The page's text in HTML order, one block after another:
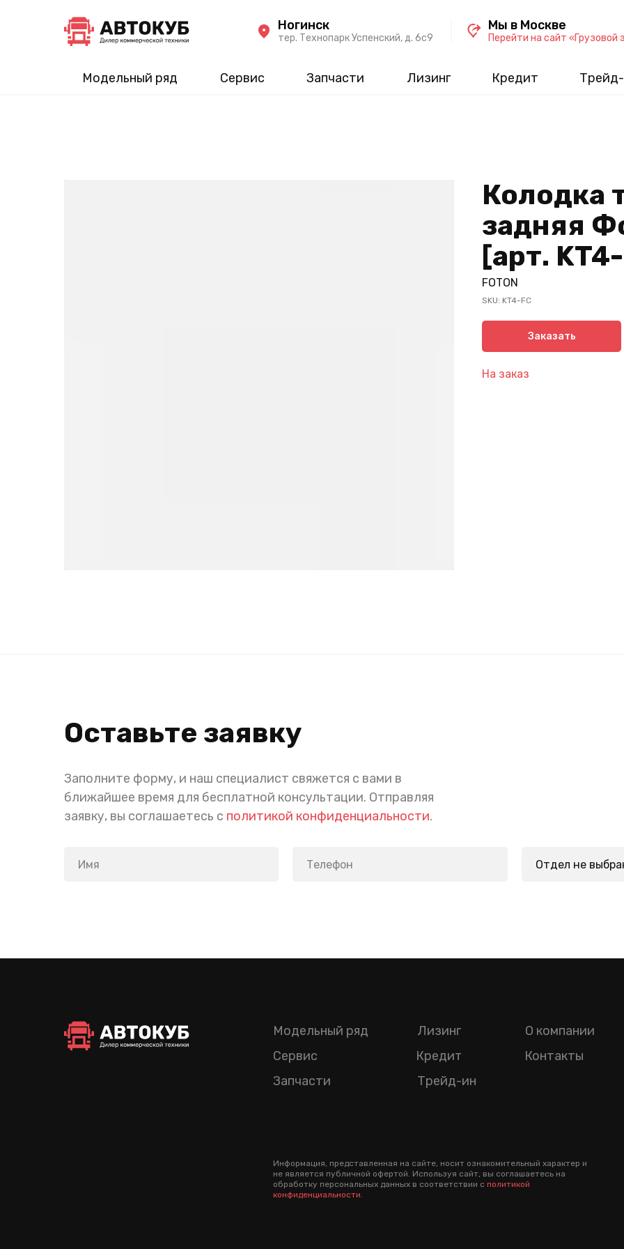
Модельный ряд Сервис Запчасти Лизинг Кредит
тер. Технопарк Успенский, д. 6c9
Ногинск
Перейти на сайт «Грузовой
Мы в Москве
Колодка
задняя
[арт.
FOTON
SKU: KT4-FC
Заказать
На заказ
Оставьте заявку
Заполните форму, и наш специалист свяжется с вами в
ближайшее время для бесплатной консультации. Отправляя
заявку, вы соглашаетесь с политикой конфиденциальности.
Лизинг
Кредит
Трейд-ин
Модельный ряд
Сервис
Запчасти
О компании
Контакты
Информация, представленная на сайте, носит ознакомительный характер и
не является публичной офертой. Используя сайт, вы соглашаетесь на
обработку персональных данных в соответствии с политикой
конфиденциальности.